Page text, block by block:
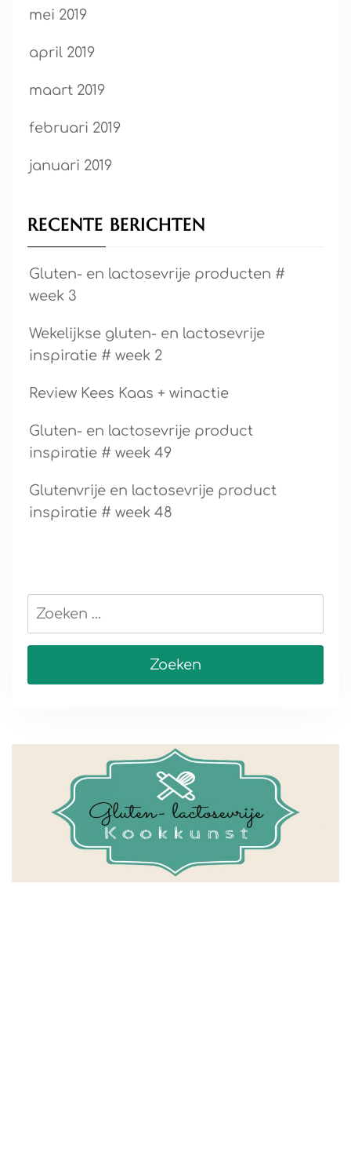
mei 2019
april 2019
maart 2019
februari 2019
januari 2019
RECENTE BERICHTEN
Gluten- en lactosevrije producten #
week 3
Wekelijkse gluten- en lactosevrije
inspiratie # week 2
Review Kees Kaas + winactie
Gluten- en lactosevrije product
inspiratie # week 49
Glutenvrije en lactosevrije product
inspiratie # week 48
Zoeken